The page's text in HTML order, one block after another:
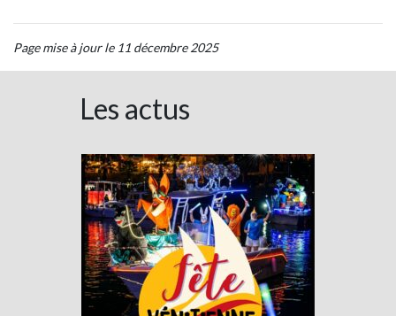
Page mise à jour le 11 décembre 2025
Les actus